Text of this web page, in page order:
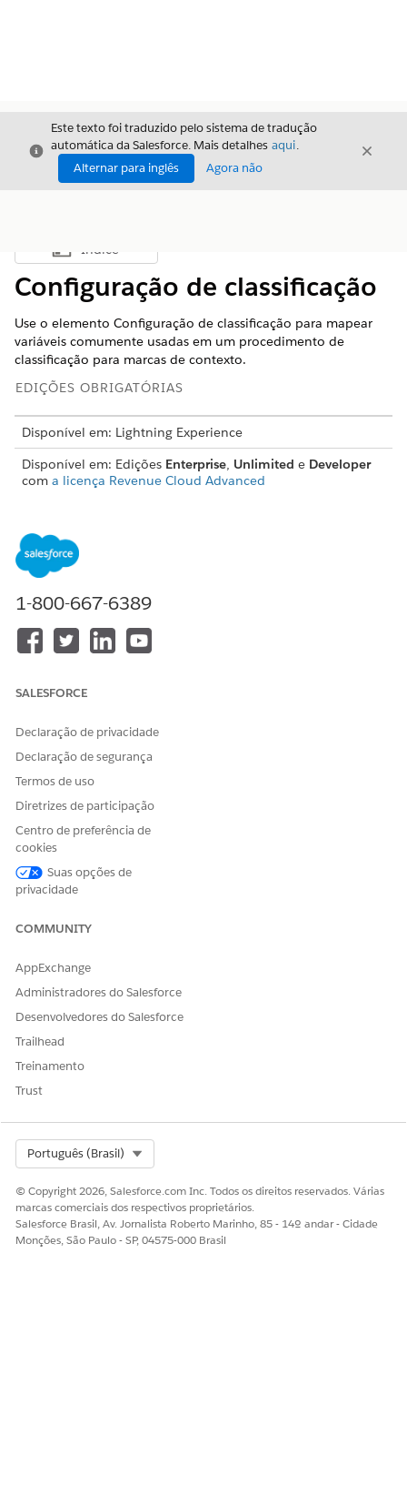
Fechar
Este texto foi traduzido pelo sistema de tradução
automática da Salesforce. Mais detalhes aqui.
Alternar para inglês
Agora não
Fechar
Mostrar índice
Índice
Configuração de classificação
Use o elemento Configuração de classificação para mapear
variáveis comumente usadas em um procedimento de
classificação para marcas de contexto.
EDIÇÕES OBRIGATÓRIAS
Disponível em: Lightning Experience
Disponível em: Edições Enterprise, Unlimited e Developer
com a licença Revenue Cloud Advanced
classificação são obrigatórias. Ao definir marcações no
elemento Configuração de classificação, você economiza o
tempo necessário para inserir as mesmas informações para
classificação, você deve adicionar o elemento Configuração
de classificação como o primeiro elemento de classificação.
NOTAVocê pode modificar as marcas de contexto definidas
para os elementos de classificação subsequentes em seu
classificação precede as marcas no elemento de
Configuração de classificação.
ESTE ARTIGO RESOLVEU SEU PROBLEMA?
Diga-nos para podermos melhorar!
Sim Não
1-800-667-6389
SALESFORCE
Declaração de privacidade
Declaração de segurança
Termos de uso
Diretrizes de participação
Centro de preferência de
cookies
Suas opções de
privacidade
COMMUNITY
AppExchange
Administradores do Salesforce
Desenvolvedores do Salesforce
Trailhead
Treinamento
Trust
Português (Brasil)
© Copyright 2026, Salesforce.com Inc. Todos os direitos reservados. Várias
marcas comerciais dos respectivos proprietários.
Salesforce Brasil, Av. Jornalista Roberto Marinho, 85 - 14º andar - Cidade
Monções, São Paulo - SP, 04575-000 Brasil